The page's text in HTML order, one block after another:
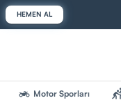
HEMEN AL
two_wheeler Motor Sporları